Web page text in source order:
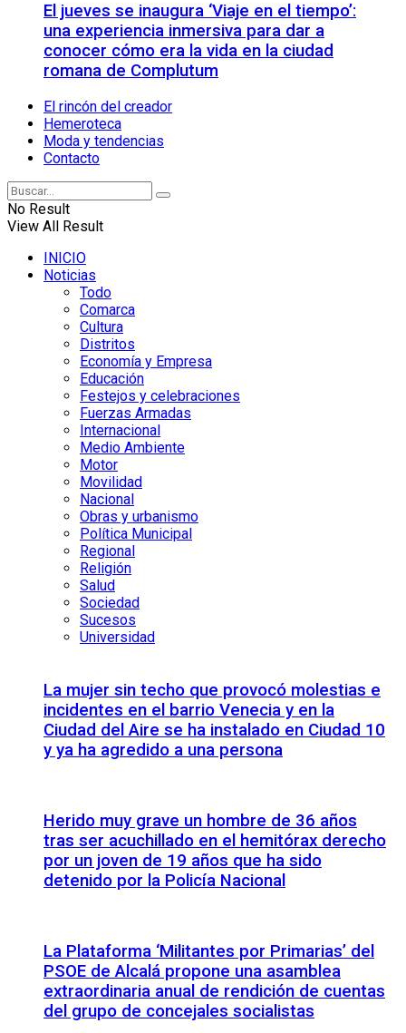
El jueves se inaugura ‘Viaje en el tiempo’:
una experiencia inmersiva para dar a
conocer cómo era la vida en la ciudad
romana de Complutum
El rincón del creador
Hemeroteca
Moda y tendencias
Contacto
No Result
View All Result
INICIO
Noticias
Todo
Comarca
Cultura
Distritos
Economía y Empresa
Educación
Festejos y celebraciones
Fuerzas Armadas
Internacional
Medio Ambiente
Motor
Movilidad
Nacional
Obras y urbanismo
Política Municipal
Regional
Religión
Salud
Sociedad
Sucesos
Universidad
La mujer sin techo que provocó molestias e
incidentes en el barrio Venecia y en la
Ciudad del Aire se ha instalado en Ciudad 10
y ya ha agredido a una persona
Herido muy grave un hombre de 36 años
tras ser acuchillado en el hemitórax derecho
por un joven de 19 años que ha sido
detenido por la Policía Nacional
La Plataforma ‘Militantes por Primarias’ del
PSOE de Alcalá propone una asamblea
extraordinaria anual de rendición de cuentas
del grupo de concejales socialistas